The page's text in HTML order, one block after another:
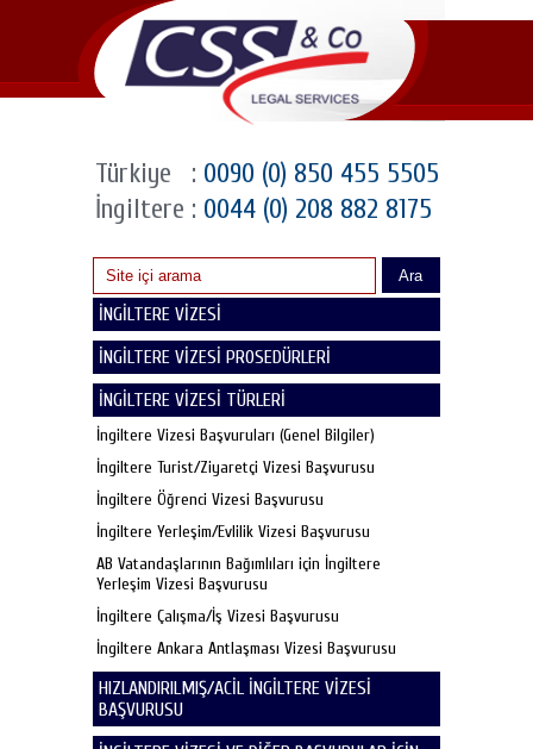
Türkiye : 0090 (0) 850 455 5505
İngiltere : 0044 (0) 208 882 8175
Ara
İNGİLTERE VİZESİ
İNGİLTERE VİZESİ PROSEDÜRLERİ
İNGİLTERE VİZESİ TÜRLERİ
İngiltere Vizesi Başvuruları (Genel Bilgiler)
İngiltere Turist/Ziyaretçi Vizesi Başvurusu
İngiltere Öğrenci Vizesi Başvurusu
İngiltere Yerleşim/Evlilik Vizesi Başvurusu
AB Vatandaşlarının Bağımlıları için İngiltere
Yerleşim Vizesi Başvurusu
İngiltere Çalışma/İş Vizesi Başvurusu
İngiltere Ankara Antlaşması Vizesi Başvurusu
HIZLANDIRILMIŞ/ACİL İNGİLTERE VİZESİ
BAŞVURUSU